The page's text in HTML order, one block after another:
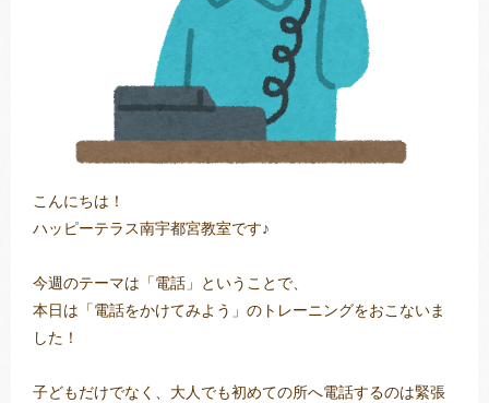
こんにちは！
ハッピーテラス南宇都宮教室です♪
今週のテーマは「電話」ということで、
本日は「電話をかけてみよう」のトレーニングをおこないま
した！
子どもだけでなく、大人でも初めての所へ電話するのは緊張